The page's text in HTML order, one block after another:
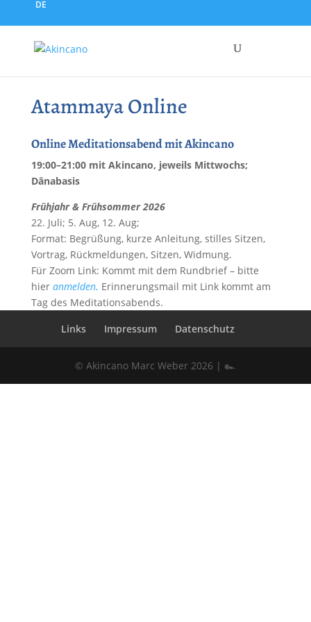
DE
Atammaya Online
Online Meditationsabend mit Akincano
19:00–21:00 mit Akincano, jeweils Mittwochs;
Dānabasis
Frühjahr & Frühsommer 2026
22. Juli; 5. Aug, 12. Aug;
Format: Begrüßung, kurze Anleitung, stilles Sitzen,
Vortrag, Rückmeldungen, Sitzen, Widmung.
Für Zoom Link: Kommt mit dem Rundbrief – bitte
hier anmelden. Erinnerungsmail mit Link kommt am
Tag des Meditationsabends.
Links
Impressum Datenschutz
© Akincano Marc Weber 2026 | ๛